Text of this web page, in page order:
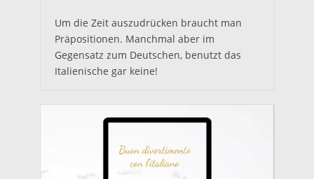
Um die Zeit auszudrücken braucht man
Präpositionen. Manchmal aber im
Gegensatz zum Deutschen, benutzt das
Italienische gar keine!